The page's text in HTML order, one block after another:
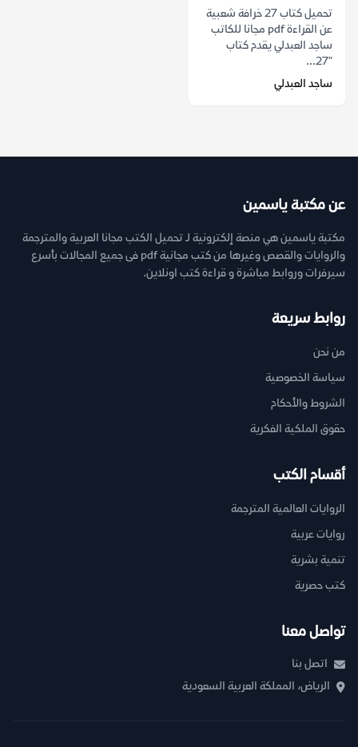
تحميل كتاب 27 خرافة شعبية
عن القراءة pdf مجانا للكاتب
ساجد العبدلي يقدم كتاب
"27...
ساجد العبدلي
عن مكتبة ياسمين
مكتبة ياسمين هي منصة إلكترونية لـ تحميل الكتب مجانا العربية والمترجمة
والروايات والقصص وغيرها من كتب مجانية pdf فى جميع المجالات بأسرع
سيرفرات وروابط مباشرة و قراءة كتب اونلاين.
روابط سريعة
من نحن
سياسة الخصوصية
الشروط والأحكام
حقوق الملكية الفكرية
أقسام الكتب
الروايات العالمية المترجمة
روايات عربية
تنمية بشرية
كتب حصرية
تواصل معنا
اتصل بنا
الرياض، المملكة العربية السعودية